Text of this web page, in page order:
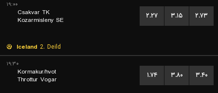
۱۹:۰۰
Csakvar TK
Kozarmisleny SE
۲.۲۷ ۳.۱۵ ۲.۷۳
Iceland 2. Deild
۱۹:۳۰
Kormakur/hvot
Throttur Vogar
۱.۷۴ ۳.۸۰ ۳.۴۰